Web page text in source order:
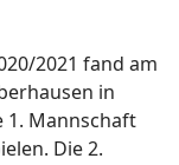
2021 fand am
in
1. Mannschaft
Die 2.